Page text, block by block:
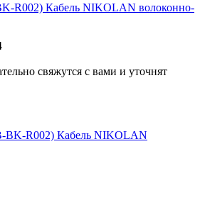
R002) Кабель NIKOLAN волоконно-
свяжутся с вами и уточнят